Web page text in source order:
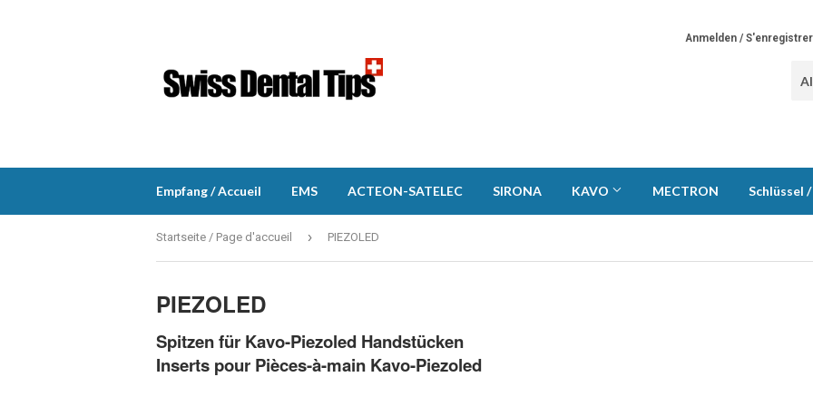
Anmelden / S'enregistrer
Empfang / Accueil EMS ACTEON-SATELEC SIRONA KAVO MECTRON Schlüssel
Startseite / Page d'accueil › PIEZOLED
PIEZOLED
Spitzen für Kavo-Piezoled Handstücken
Inserts pour Pièces-à-main Kavo-Piezoled